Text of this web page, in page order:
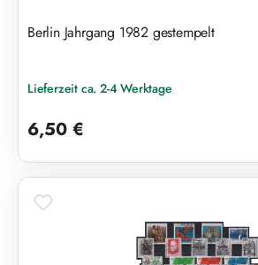
Berlin Jahrgang 1982 gestempelt
Lieferzeit ca. 2-4 Werktage
6,50 €